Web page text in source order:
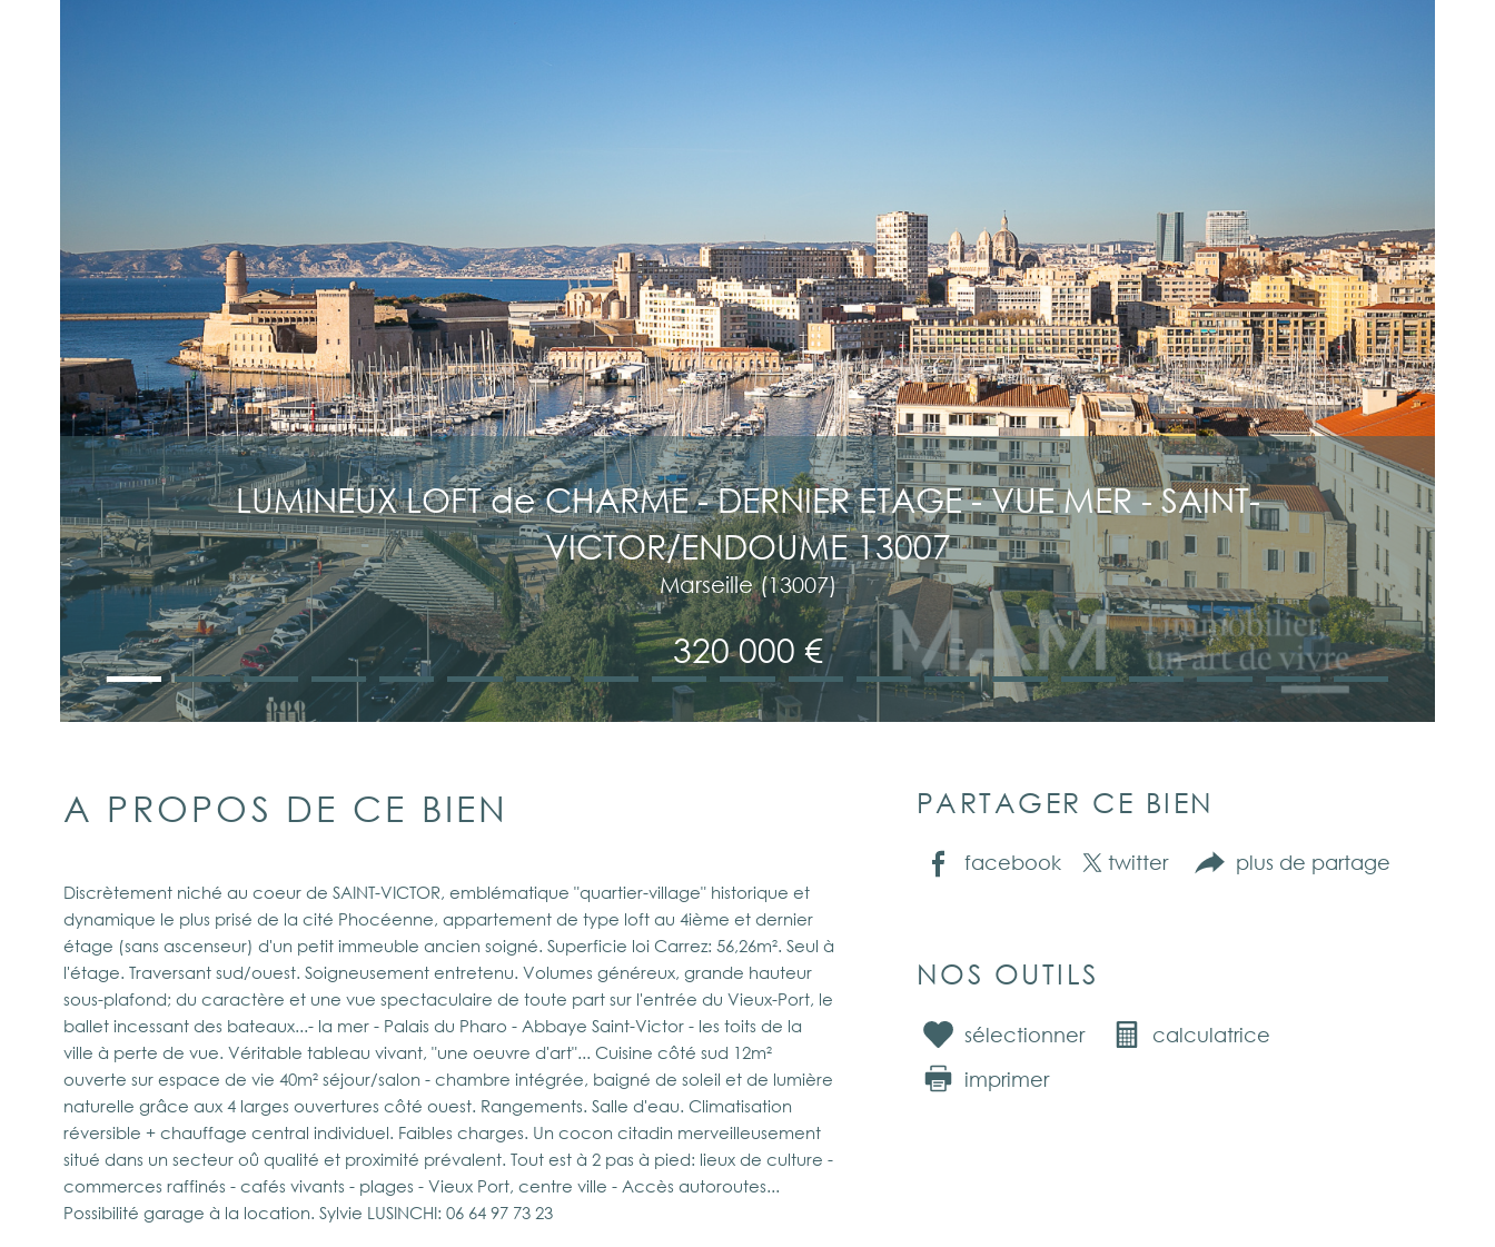
LUMINEUX LOFT de CHARME - DERNIER ETAGE - VUE MER - SAINT-
VICTOR/ENDOUME 13007
Marseille (13007)
320 000 €
A PROPOS DE CE BIEN
Discrètement niché au coeur de SAINT-VICTOR, emblématique "quartier-village" historique et
dynamique le plus prisé de la cité Phocéenne, appartement de type loft au 4ième et dernier
étage (sans ascenseur) d'un petit immeuble ancien soigné. Superficie loi Carrez: 56,26m². Seul à
l'étage. Traversant sud/ouest. Soigneusement entretenu. Volumes généreux, grande hauteur
sous-plafond; du caractère et une vue spectaculaire de toute part sur l'entrée du Vieux-Port, le
ballet incessant des bateaux...- la mer - Palais du Pharo - Abbaye Saint-Victor - les toits de la
ville à perte de vue. Véritable tableau vivant, "une oeuvre d'art"... Cuisine côté sud 12m²
ouverte sur espace de vie 40m² séjour/salon - chambre intégrée, baigné de soleil et de lumière
naturelle grâce aux 4 larges ouvertures côté ouest. Rangements. Salle d'eau. Climatisation
réversible + chauffage central individuel. Faibles charges. Un cocon citadin merveilleusement
situé dans un secteur oû qualité et proximité prévalent. Tout est à 2 pas à pied: lieux de culture -
commerces raffinés - cafés vivants - plages - Vieux Port, centre ville - Accès autoroutes...
Possibilité garage à la location. Sylvie LUSINCHI: 06 64 97 73 23
PARTAGER CE BIEN
facebook twitter plus de partage
NOS OUTILS
sélectionner
calculatrice
imprimer